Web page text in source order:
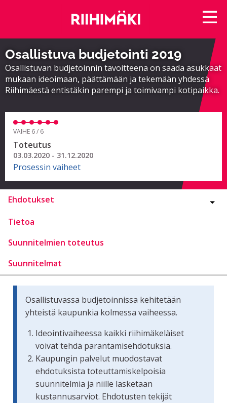
Osallistuva budjetointi 2019
Osallistuvan budjetoinnin tavoitteena on saada asukkaat
mukaan ideoimaan, päättämään ja tekemään yhdessä
Riihimäestä entistäkin parempi ja toimivampi kotipaikka.
VAIHE 6 / 6
Toteutus
03.03.2020 - 31.12.2020
Prosessin vaiheet
Ehdotukset
Tietoa
Suunnitelmien toteutus
Suunnitelmat
Osallistuvassa budjetoinnissa kehitetään
yhteistä kaupunkia kolmessa vaiheessa.
Ideointivaiheessa kaikki riihimäkeläiset
voivat tehdä parantamisehdotuksia.
Kaupungin palvelut muodostavat
ehdotuksista toteuttamiskelpoisia
suunnitelmia ja niille lasketaan
kustannusarviot. Ehdotusten tekijät